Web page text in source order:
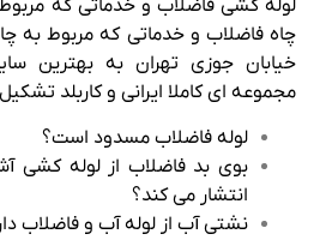
لوله کشی فاضلاب و خدماتی که
چاه فاضلاب و خدماتی که مربوط به
خیابان جوزی تهران به بهترین
مجموعه ای کاملا ایرانی و کاربلد
لوله فاضلاب مسدود است؟
بوی بد فاضلاب از لوله کشی
انتشار می کند؟
نشتی آب از لوله آب و فاضلاب